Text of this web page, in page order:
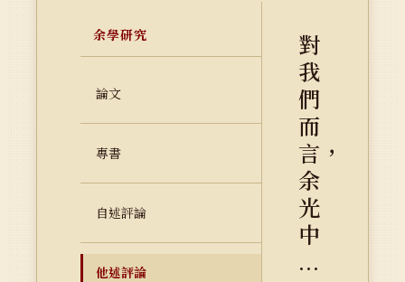
余學研究
論文
專書
自述評論
他述評論
對
我
們
而
言，
余
光
中
...